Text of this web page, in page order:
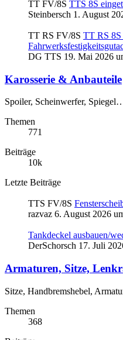
TT FV/8S TTS 8S
Steinbersch 1. August
TT RS FV/8S TT RS
DG TTS 19. Mai 2026
Karosserie & Anbauteile
Spoiler, Scheinwerfer,
Themen
771
Beiträge
10k
Letzte Beiträge
TTS FV/8S
razvaz 6. August 2026
Tankdeckel ausbauen/
DerSchorsch 17. Juli
Armaturen, Sitze,
Sitze, Handbremshebel,
Themen
368